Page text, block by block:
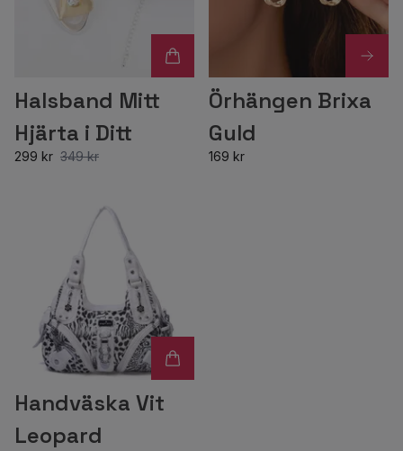
Halsband Mitt
Hjärta i Ditt
299 kr 349 kr
Örhängen Brixa
Guld
169 kr
Handväska Vit
Leopard